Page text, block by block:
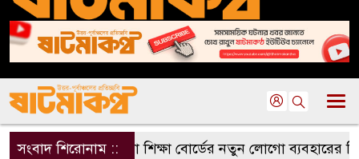
সংবাদ শিরোনাম ::মাদ্রাসা শিক্ষা বোর্ডের নতুন লোগো ব্যবহারের